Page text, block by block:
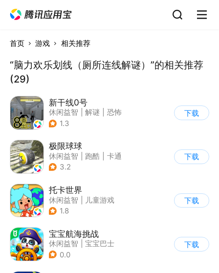
首页 游戏 相关推荐
“脑力欢乐划线（厕所连线解谜）”的相关推荐
(29)
新干线0号
休闲益智 解谜
恐怖
| 写实
1.3
下载
极限球球
休闲益智 跑酷
卡通
3.2
下载
托卡世界
休闲益智
儿童游戏
1.8
下载
宝宝航海挑战
休闲益智
宝宝巴士
| 学习教育
0.0
下载